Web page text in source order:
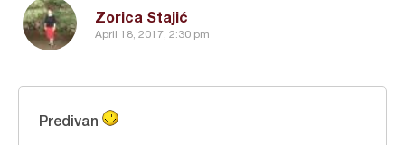
Zorica Stajić
April 18, 2017, 2:30 pm
Predivan